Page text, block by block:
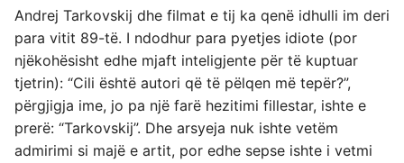
Andrej Tarkovskij dhe filmat e tij ka qenë idhulli im deri
para vitit 89-të. I ndodhur para pyetjes idiote (por
njëkohësisht edhe mjaft inteligjente për të kuptuar
tjetrin): “Cili është autori që të pëlqen më tepër?”,
përgjigja ime, jo pa një farë hezitimi fillestar, ishte e
prerë: “Tarkovskij”. Dhe arsyeja nuk ishte vetëm
admirimi si majë e artit, por edhe sepse ishte i vetmi